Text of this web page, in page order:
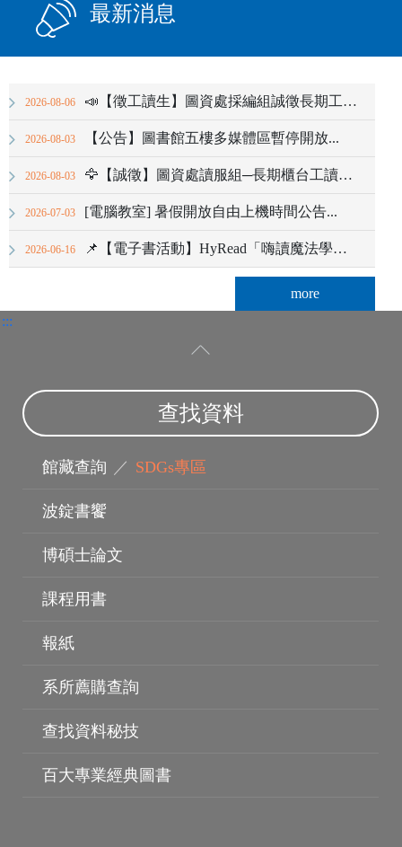
最新消息
2026-08-06 📣【徵工讀生】圖資處採編組誠徵長期工讀生(圖書館)...
2026-08-03 【公告】圖書館五樓多媒體區暫停開放...
2026-08-03 🦅【誠徵】圖資處讀服組─長期櫃台工讀生3名🦅...
2026-07-03 [電腦教室] 暑假開放自由上機時間公告...
2026-06-16 📌【電子書活動】HyRead「嗨讀魔法學院」正式開課囉！ 🎓，完成指定任務抽Go...
more
:::
查找資料
館藏查詢 ／ SDGs專區
波錠書饗
博碩士論文
課程用書
報紙
系所薦購查詢
查找資料秘技
百大專業經典圖書